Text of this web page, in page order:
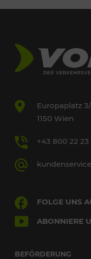
Europaplatz
1150 Wien
+43 800 22 23
FOLGE UNS
ABONNIERE
BEFÖRDERUNG